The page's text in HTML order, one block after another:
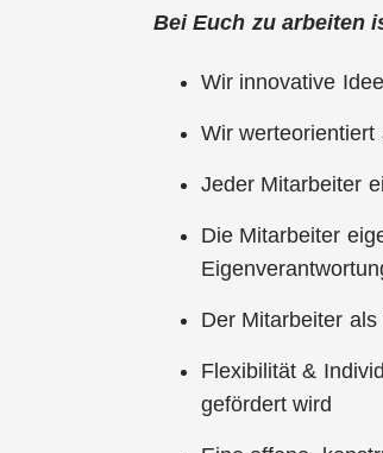
Bei Euch zu arbeiten
Wir innovative
Wir werteorientiert
Jeder Mitarbeiter
Die Mitarbeiter
Der Mitarbeiter
Flexibilität &
gefördert wird